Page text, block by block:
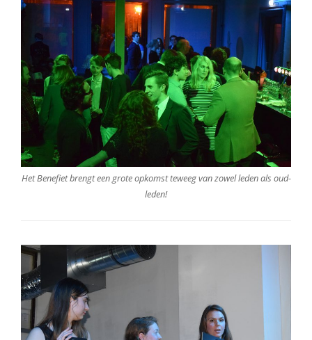
Het Benefiet brengt een grote opkomst teweeg van zowel leden als oud-
leden!